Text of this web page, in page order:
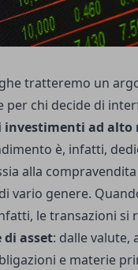
tratteremo un
chi decide di
investimenti ad alto
è, infatti,
alla
vario genere.
le transazioni si
di asset: dalle valute,
e materie